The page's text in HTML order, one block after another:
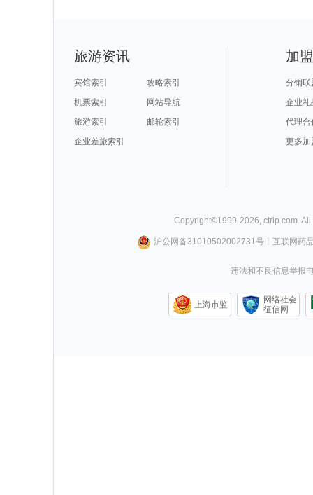
旅游资讯
宾馆索引
攻略索引
机票索引
网站导航
旅游索引
邮轮索引
企业差旅索引
加
分销联
企业礼
代理合
更多加
Copyright©1999-2026, ctrip.com.
沪公网备31010502002731号丨 互联网药
违法和不良信息举报
上海市监
网络社会
征信网